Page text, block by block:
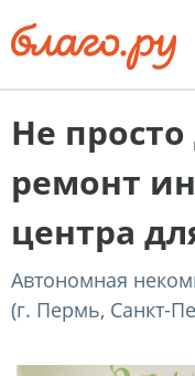
Не
ремонт
центра
Автономная
(г. Пермь, Санкт-